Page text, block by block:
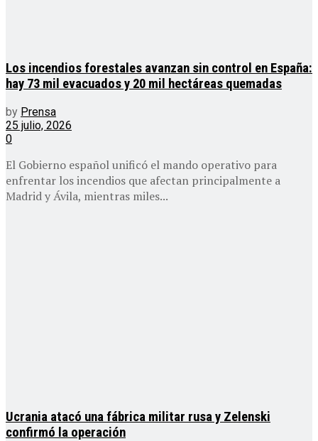
Los incendios forestales avanzan sin control en España:
hay 73 mil evacuados y 20 mil hectáreas quemadas
by Prensa
25 julio, 2026
0
El Gobierno español unificó el mando operativo para
enfrentar los incendios que afectan principalmente a
Madrid y Ávila, mientras miles...
Ucrania atacó una fábrica militar rusa y Zelenski
confirmó la operación